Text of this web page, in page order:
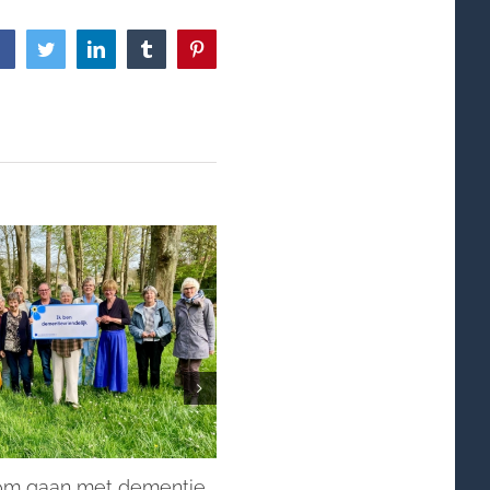
FacebookTwitterLinkedIn TumblrPinterest